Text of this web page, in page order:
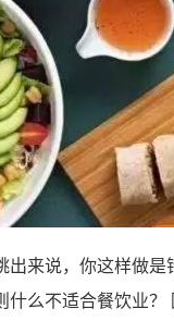
出来说，你这样做
什么不适合餐饮业